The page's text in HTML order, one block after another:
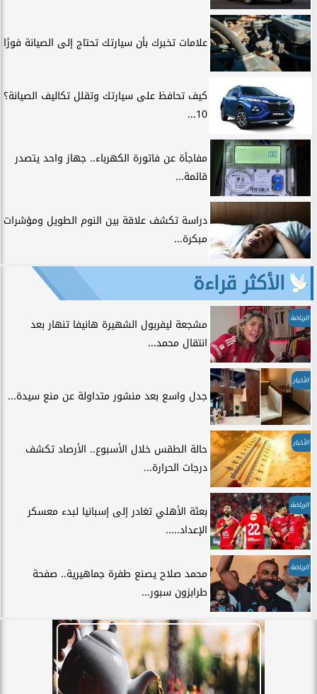
علامات تخبرك بأن سيارتك تحتاج إلى الصيانة فورًا
كيف تحافظ على سيارتك وتقلل تكاليف الصيانة؟
10...
مفاجأة عن فاتورة الكهرباء.. جهاز واحد يتصدر
قائمة...
دراسة تكشف علاقة بين النوم الطويل ومؤشرات
مبكرة...
الأكثر قراءة
الرياضة
مشجعة ليفربول الشهيرة هانيفا تنهار بعد
انتقال محمد...
الأخبار
جدل واسع بعد منشور متداولة عن منع سيدة...
الأخبار
حالة الطقس خلال الأسبوع.. الأرصاد تكشف
درجات الحرارة...
الرياضة
بعثة الأهلي تغادر إلى إسبانيا لبدء معسكر
الإعداد.....
الرياضة
محمد صلاح يصنع طفرة جماهيرية.. صفحة
طرابزون سبور...